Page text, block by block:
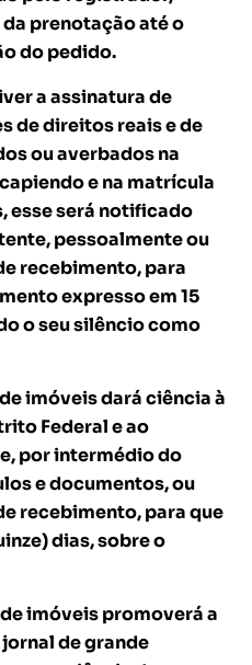
prenotação até o
do pedido.
a assinatura de
de direitos reais e de
ou averbados na
e na matrícula
esse será notificado
pessoalmente ou
recebimento, para
expresso em 15
o seu silêncio como
imóveis dará ciência à
Federal e ao
por intermédio do
e documentos, ou
recebimento, para que
dias, sobre o
imóveis promoverá a
de grande